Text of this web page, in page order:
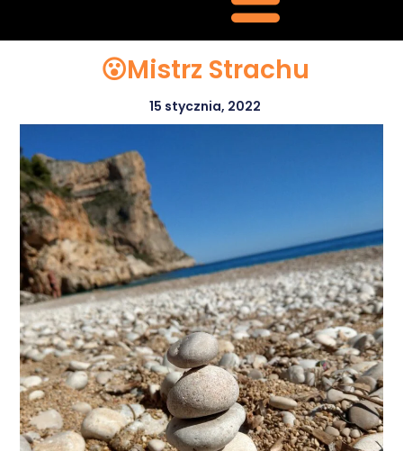
😮Mistrz Strachu
15 stycznia, 2022